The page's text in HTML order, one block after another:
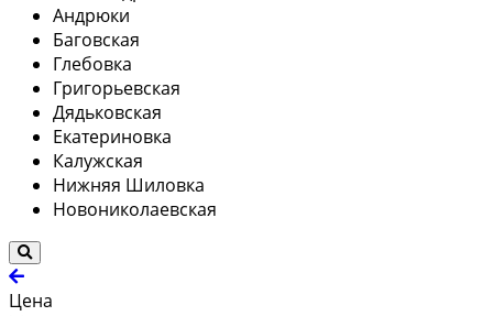
Андрюки
Баговская
Глебовка
Григорьевская
Дядьковская
Екатериновка
Калужская
Нижняя Шиловка
Новониколаевская
Цена